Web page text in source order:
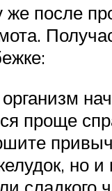
после
проще
но
сладкого